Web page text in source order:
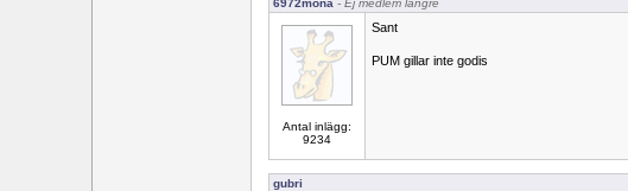
6972mona - Ej medlem längre
Antal inlägg:
9234
Sant
PUM gillar inte godis
gubri